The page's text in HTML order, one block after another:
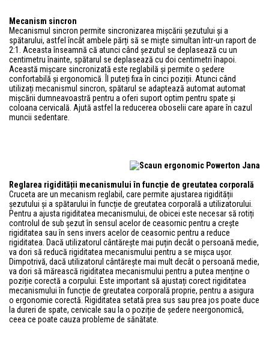
Mecanism sincron
Mecanismul sincron permite sincronizarea mișcării șezutului și a
spătarului, astfel încât ambele părți să se miște simultan într-un raport de
2:1. Aceasta înseamnă că atunci când șezutul se deplasează cu un
centimetru înainte, spătarul se deplasează cu doi centimetri înapoi.
Această mișcare sincronizată este reglabilă și permite o ședere
confortabilă și ergonomică. Îl puteți fixa în cinci poziții. Atunci când
utilizați mecanismul sincron, spătarul se adaptează automat automat
mișcării dumneavoastră pentru a oferi suport optim pentru spate și
coloana cervicală. Ajută astfel la reducerea oboselii care apare în cazul
muncii sedentare.
Reglarea rigidității mecanismului în funcție de greutatea corporală
Cruceta are un mecanism reglabil, care permite ajustarea rigidității
șezutului și a spătarului în funcție de greutatea corporală a utilizatorului.
Pentru a ajusta rigiditatea mecanismului, de obicei este necesar să rotiți
controlul de sub șezut în sensul acelor de ceasornic pentru a crește
rigiditatea sau în sens invers acelor de ceasornic pentru a reduce
rigiditatea. Dacă utilizatorul cântărește mai puțin decât o persoană medie,
va dori să reducă rigiditatea mecanismului pentru a se mișca ușor.
Dimpotrivă, dacă utilizatorul cântărește mai mult decât o persoană medie,
va dori să mărească rigiditatea mecanismului pentru a putea menține o
poziție corectă a corpului. Este important să ajustați corect rigiditatea
mecanismului în funcție de greutatea corporală proprie, pentru a asigura
o ergonomie corectă. Rigiditatea setată prea sus sau prea jos poate duce
la dureri de spate, cervicale sau la o poziție de ședere neergonomică,
ceea ce poate cauza probleme de sănătate.